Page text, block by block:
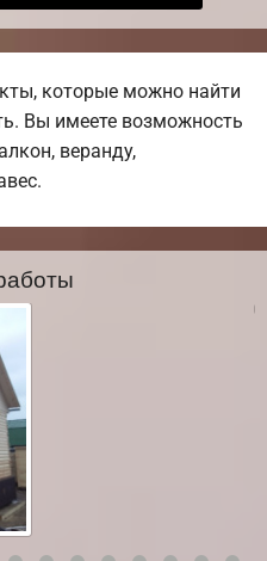
которые можно найти
Вы имеете возможность
веранду,